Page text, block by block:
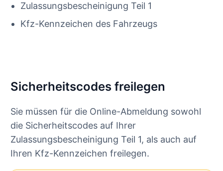
Zulassungsbescheinigung Teil 1
Kfz-Kennzeichen des Fahrzeugs
Sicherheitscodes freilegen
Sie müssen für die Online-Abmeldung sowohl
die Sicherheitscodes auf Ihrer
Zulassungsbescheinigung Teil 1, als auch auf
Ihren Kfz-Kennzeichen freilegen.